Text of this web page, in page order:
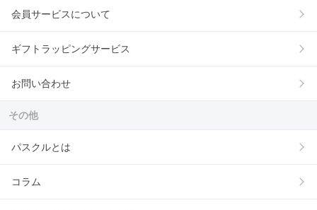
会員サービスについて
ギフトラッピングサービス
お問い合わせ
その他
パスクルとは
コラム